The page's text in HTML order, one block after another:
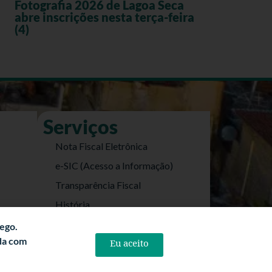
Fotografia 2026 de Lagoa Seca
abre inscrições nesta terça-feira
(4)
Serviços
Nota Fiscal Eletrônica
e-SIC (Acesso a Informação)
Transparência Fiscal
História
Politica de Privacidade
com
Eu aceito